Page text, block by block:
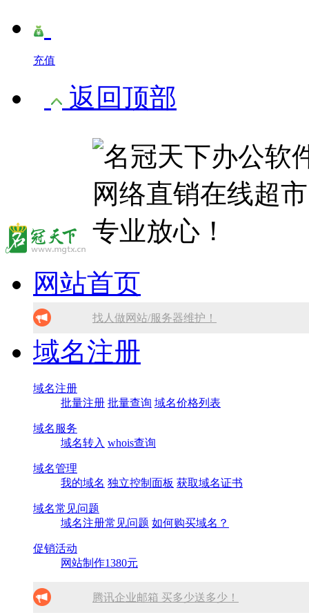
充值
返回顶部
网站首页
找人做网站/服务器维护！
SSL证书免费领！
免备案虚拟主机，只需199元!
10分钟做网站 只需1380元！
域名注册
域名注册
批量注册 批量查询 域名价格列表
域名服务
域名转入 whois查询
域名管理
我的域名 独立控制面板 获取域名证书
域名常见问题
域名注册常见问题 如何购买域名？
促销活动
网站制作1380元
腾讯企业邮箱 买多少送多少！